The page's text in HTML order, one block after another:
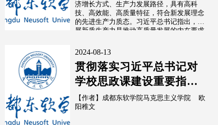
济增长方式、生产力发展路径，具有高科
技、高效能、高质量特征，符合新发展理念
的先进生产力质态。习近平总书记指出，发
展新质生产力是推动高质量发展的内在要求
2024-08-13
贯彻落实习近平总书记对
学校思政课建设重要指示
推进新时代民办高校思政
课建设
【作者】成都东软学院马克思主义学院 欧
阳稚文